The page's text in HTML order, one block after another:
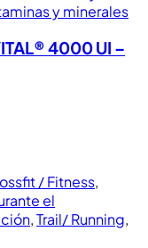
y minerales
4000 UI –
/ Fitness,
el
,Trail/ Running,